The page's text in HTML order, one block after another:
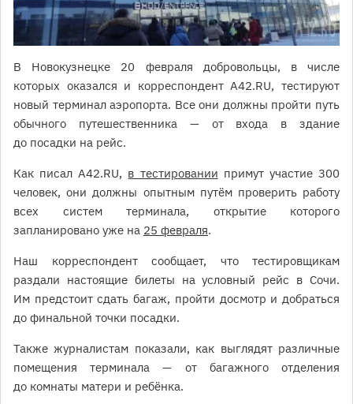
В Новокузнецке 20 февраля добровольцы, в числе
которых оказался и корреспондент A42.RU, тестируют
новый терминал аэропорта. Все они должны пройти путь
обычного путешественника — от входа в здание
до посадки на рейс.
Как писал A42.RU, в тестировании примут участие 300
человек, они должны опытным путём проверить работу
всех систем терминала, открытие которого
запланировано уже на 25 февраля.
Наш корреспондент сообщает, что тестировщикам
раздали настоящие билеты на условный рейс в Сочи.
Им предстоит сдать багаж, пройти досмотр и добраться
до финальной точки посадки.
Также журналистам показали, как выглядят различные
помещения терминала — от багажного отделения
до комнаты матери и ребёнка.